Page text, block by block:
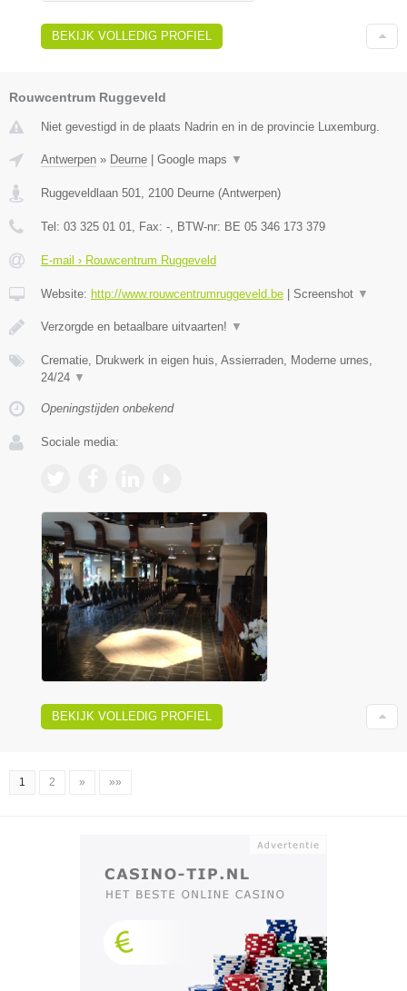
BEKIJK VOLLEDIG PROFIEL
Rouwcentrum Ruggeveld
Niet gevestigd in de plaats Nadrin en in de provincie Luxemburg.
Antwerpen » Deurne Google maps ▼
Ruggeveldlaan 501, 2100 Deurne (Antwerpen)
Tel: 03 325 01 01, Fax: -, BTW-nr: BE 05 346 173 379
E-mail › Rouwcentrum Ruggeveld
Website: http://www.rouwcentrumruggeveld.be Screenshot ▼
Verzorgde en betaalbare uitvaarten! ▼
Crematie, Drukwerk in eigen huis, Assierraden, Moderne urnes,
24/24 ▼
Openingstijden onbekend
Sociale media:
BEKIJK VOLLEDIG PROFIEL
1 2 » »»